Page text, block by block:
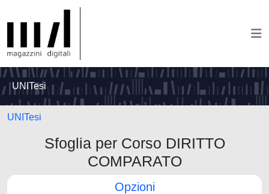
UNITesi
UNITesi
Sfoglia per Corso DIRITTO
COMPARATO
Opzioni